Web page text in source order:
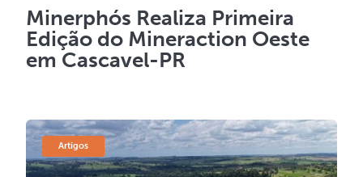
Minerphós Realiza Primeira
Edição do Mineraction Oeste
em Cascavel-PR
Artigos